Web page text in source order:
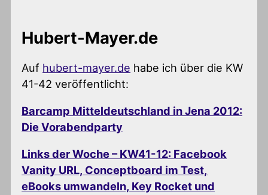
Hubert-Mayer.de
Auf hubert-mayer.de habe ich über die KW
41-42 veröffentlicht:
Barcamp Mitteldeutschland in Jena 2012:
Die Vorabendparty
Links der Woche – KW41-12: Facebook
Vanity URL, Conceptboard im Test,
eBooks umwandeln, Key Rocket und